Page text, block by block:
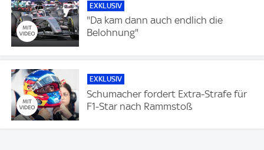
EXKLUSIV
"Da kam dann auch endlich die
Belohnung"
EXKLUSIV
Schumacher fordert Extra-Strafe für
F1-Star nach Rammstoß